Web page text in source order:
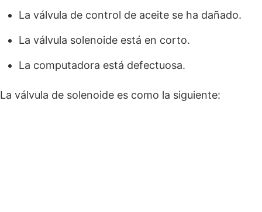
La válvula de control de aceite se ha dañado.
La válvula solenoide está en corto.
La computadora está defectuosa.
La válvula de solenoide es como la siguiente: